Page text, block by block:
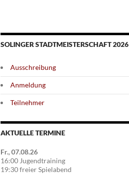
SOLINGER STADTMEISTERSCHAFT 2026
Ausschreibung
Anmeldung
Teilnehmer
AKTUELLE TERMINE
Fr., 07.08.26
16:00 Jugendtraining
19:30 freier Spielabend